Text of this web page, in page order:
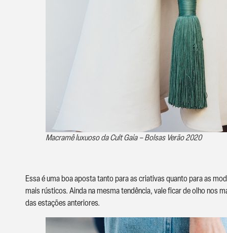
Macramê luxuoso da Cult Gaia – Bolsas Verão 2020
Essa é uma boa aposta tanto para as criativas quanto para as
mais rústicos. Ainda na mesma tendência, vale ficar de olho nos
das estações anteriores.